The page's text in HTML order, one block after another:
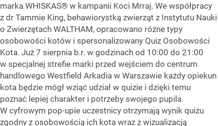
marka WHISKAS® w kampanii Koci Mrraj. We współpracy
z dr Tammie King, behawiorystką zwierząt z Instytutu Nauki
o Zwierzętach WALTHAM, opracowano różne typy
osobowości kotów i spersonalizowany Quiz Osobowości
Kota. Już 7 sierpnia b.r. w godzinach od 10:00 do 21:00
w specjalnej strefie marki przed wejściem do centrum
handlowego Westfield Arkadia w Warszawie każdy opiekun
kota będzie mógł wziąć udział w quizie i dzięki temu
poznać lepiej charakter i potrzeby swojego pupila.
W cyfrowym pop-upie uczestnicy otrzymają wynik quizu
zgodny z osobowością ich kota wraz z wizualizacją